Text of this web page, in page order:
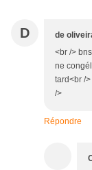
D de
<br />
ne
tard<br /
/>
Répondre